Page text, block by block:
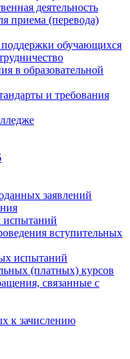
деятельность
приема (перевода)
обучающихся
в образовательной
и требования
заявлений
испытаний
вступительных
испытаний
(платных) курсов
связанные с
к зачислению